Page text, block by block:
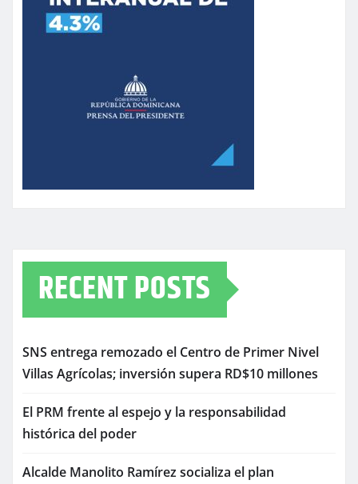
RECENT POSTS
SNS entrega remozado el Centro de Primer Nivel
Villas Agrícolas; inversión supera RD$10 millones
El PRM frente al espejo y la responsabilidad
histórica del poder
Alcalde Manolito Ramírez socializa el plan